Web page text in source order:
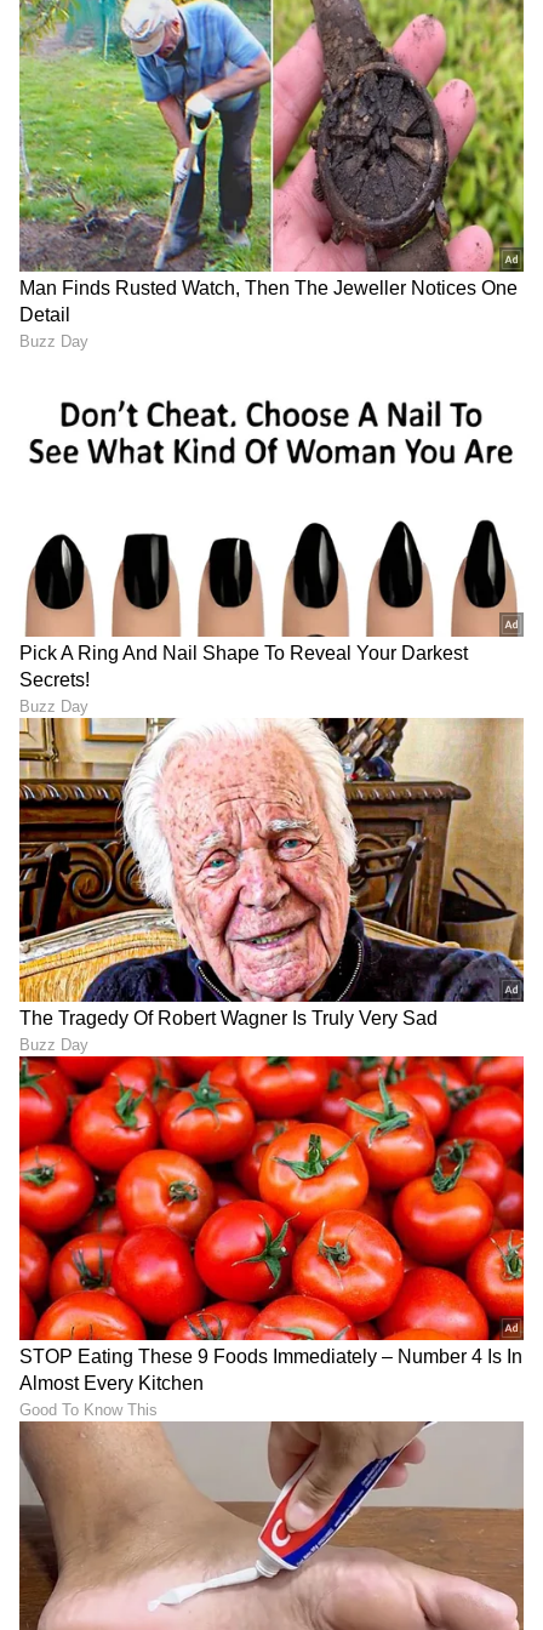
ಪಾರದರ್ಶಕ ಮತ್ತು ಸುರಕ್ಷಿತವಾಗಿದೆ. ದೇವಾಲಯದ
ಆವರಣದಲ್ಲಿರುವ ಎಲ್ಲಾ ದೇಣಿಗೆ ಪೆಟ್ಟಿಗೆಗಳನ್ನು ಮುಚ್ಚಿ ಹೆಚ್ಚು
ಸುರಕ್ಷಿತ, ಸಿಸಿಟಿವಿ-ಸಜ್ಜಿತ, ಮೀಸಲಾದ ಕೋಣೆಗೆ
ತರಲಾಗುತ್ತದೆ. ಅಲ್ಲಿಯೂ ಕೂಡ ದೇಣಿಗೆ ಪೆಟ್ಟಿಗೆಗಳನ್ನು
ತೆರೆಯುವುದು, ದೇಣಿಗೆ ಹಣ, ಕಾಣಿಕೆಗಳನ್ನ ಎಣಿಸುವುದು ಒಬ್ಬ
ವ್ಯಕ್ತಿಯ ಏಕೈಕ ಜವಾಬ್ದಾರಿಯಲ್ಲ. ಪ್ರತಿ ಪೈಸೆಗೂ ಲೆಕ್ಕಪತ್ರವಿದೆ
ಎಂದು ತಿಳಿಯಲು ದೇವಾಲಯದ ಹಿರಿಯ ಅಧಿಕಾರಿಗಳು
ಮತ್ತು ವಿವಿಧ ಬ್ಯಾಂಕ್‌ಗಳ ಪ್ರತಿನಿಧಿಗಳು ಪ್ರಕ್ರಿಯೆಯ
ಉದ್ದಕ್ಕೂ ಹಾಜರಿರುತ್ತಾರೆ.
ತಿರುಪತಿಯಂತೆ ಶಿರಡಿಯಲ್ಲೂ, ನೋಟುಗಳನ್ನು ಎಣಿಸಲು
ಆಧುನಿಕ ಯಂತ್ರಗಳನ್ನು ಬಳಸಲಾಗುತ್ತದೆ, ದಾನ ಮಾಡಿದ
ಆಭರಣಗಳಿಗಾಗಿ ಪ್ರತ್ಯೇಕ ರಿಜಿಸ್ಟರ್ ಮಾಡಲಾಗುತ್ತೆ. ಅವುಗಳ
ವಿನ್ಯಾಸ, ತೂಕ ಮತ್ತು ಶುದ್ಧತೆಯನ್ನು ಸಹ ವಿವರವಾಗಿ
ದಾಖಲಿಸಿಕೊಳ್ಳಲಾಗುತ್ತೆ. ಇಡೀ ಪ್ರಕ್ರಿಯೆಯನ್ನು ನಿರಂತರವಾಗಿ
ವೀಡಿಯೊ ರೆಕಾರ್ಡ್ ಮಾಡಿ ಸಂಗ್ರಹಿಸಿಡಲಾಗುವುದರಿಂದ
ಯಾವುದೇ ಲೋಪ, ಕಳ್ಳತನದಂತ ಕೃತ್ಯಗಳಿಗೆ ಅವಕಾಶವೇ
ಇಲ್ಲ.
LATEST VIDEOS
ಕರ್ನಾಟಕ, ಭಾರತ (India News) ಮತ್ತು ಜಗತ್ತಿನ
ಕ್ಷಣಕ್ಷಣದ ಕನ್ನಡ ಸುದ್ದಿ (Kannada News)
ಅಪ್ಡೇಟ್‌ಗಳಿಗಾಗಿ ಏಷ್ಯಾನೆಟ್ ಸುವರ್ಣ ನ್ಯೂಸ್‌ ಫಾಲೋ
ಮಾಡಿ. ಬ್ರೇಕಿಂಗ್ ಸುದ್ದಿ (Latest Kannada News),
ವಿಶೇಷ ವರದಿಗಳು ಮತ್ತು ನೇರ ಪ್ರಸಾರಗಳೊಂದಿಗೆ
(kannada news live) ಸಂಪೂರ್ಣ ಮಾಹಿತಿ ಒಂದೇ
ಕ್ಲಿಕ್‌ನಲ್ಲಿ ಲಭ್ಯ. ಏಷ್ಯಾನೆಟ್ ಸುವರ್ಣ ನ್ಯೂಸ್ ಅಧಿಕೃತ
ಆ್ಯಪ್ ಡೌನ್‌ಲೋಡ್ ಮಾಡಿ ಹಾಗು ಎಲ್ಲಾ ಅಪ್‌ಡೇಟ್
ಗಳನ್ನು ಪಡೆಯಿರಿ
ABOUT THE AUTHOR
RJ
ಪ್ರಸ್ತುತ, ಏಷಿಯಾನೆಟ್ ಸುವರ್ಣನ್ಯೂಸ್‌ನಲ್ಲಿ ಉಪ ಸಂಪಾದಕ.
ಪತ್ರಿಕೋದ್ಯಮದಲ್ಲಿ 8 ವರ್ಷಗಳ ಅನುಭವ. ವಾರ್ತಾ ಮತ್ತು
ಸಾರ್ವಜನಿಕ ಸಂಪರ್ಕ ಇಲಾಖೆಯಲ್ಲಿ ನ್ಯೂಸ್ ಮಾನಿಟರಿಂಗ್ ಆಗಿ
ಹಲವು ವರ್ಷಗಳ ಸೇವೆ, ಕೊರೊನಾ ವಾರಿಯರ್ಸ್ ಅವಾರ್ಡ್,
ಮೂಲತಃ ರಾಯಚೂರು ಜಿಲ್ಲೆಯ ಜಾನೇಕಲ್ ಗ್ರಾಮದವರಾದ ಇವರು
ತಿರುಪತಿ ರಾಮ ಮಂದಿರ